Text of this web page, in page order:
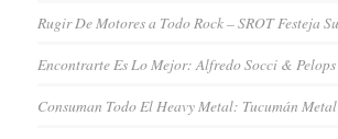
Rugir De Motores a Todo Rock – SROT Festeja
Encontrarte Es Lo Mejor: Alfredo Socci & Pelops
Consuman Todo El Heavy Metal: Tucumán